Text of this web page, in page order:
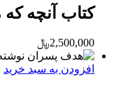
کتاب آنچه که
2,500,000﷼
افزودن به سبد خرید